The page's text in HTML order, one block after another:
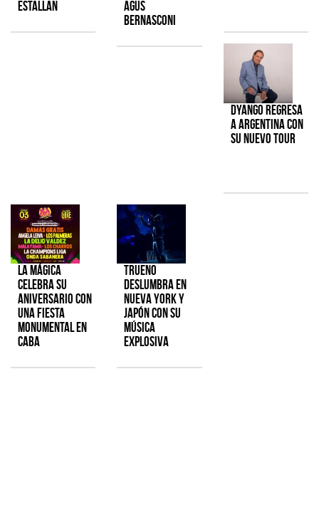
estallan
Agus
Bernasconi
Dyango regresa
a Argentina con
su nuevo tour
La Mágica
celebra su
aniversario con
una fiesta
monumental en
CABA
TRUENO
deslumbra en
Nueva York y
Japón con su
música
explosiva